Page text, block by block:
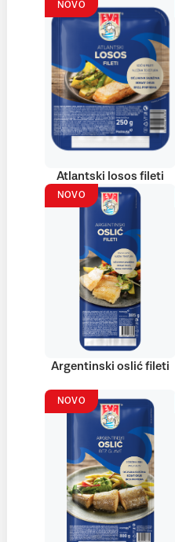
NOVO
Atlantski losos fileti
NOVO
Argentinski oslić fileti
NOVO